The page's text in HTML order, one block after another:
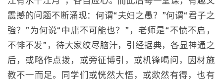
震撼的问题不断涌现：何谓“夫妇之愚？”何谓“君子之
強？”为何说“中庸不可能也？”，老师是“不愤不启，
不悱不发”，待大家绞尽脑汁，引经据典，各显神通之
后，或略作点拨，或旁征博引，或机锋喝问，因材施
教不一而足。同学们或恍然大悟，或欻然有得，也有